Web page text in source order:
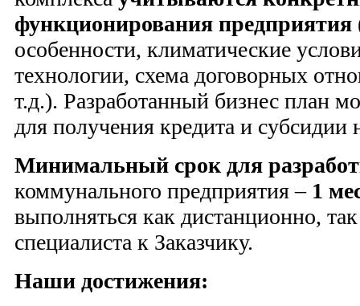
функционирования предприятия
особенности, климатические
технологии, схема договорных
т.д.). Разработанный бизнес план
для получения кредита и субсидии
Минимальный срок для
коммунального предприятия – 1
выполняться как дистанционно,
специалиста к Заказчику.
Наши достижения: